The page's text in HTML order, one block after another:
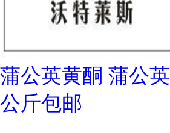
蒲公英黄酮 蒲公
公斤包邮